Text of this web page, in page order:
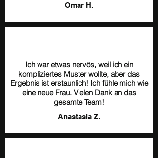
Omar H.
Ich war etwas nervös, weil ich ein
kompliziertes Muster wollte, aber das
Ergebnis ist erstaunlich! Ich fühle mich wie
eine neue Frau. Vielen Dank an das
gesamte Team!
Anastasia Z.